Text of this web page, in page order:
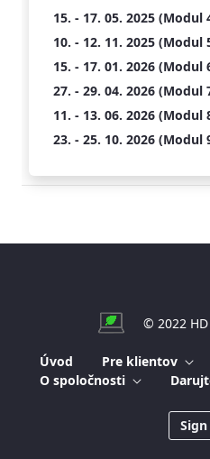
15. - 17. 05. 2025 (Modul
10. - 12. 11. 2025 (Modul
15. - 17. 01. 2026 (Modul
27. - 29. 04. 2026 (Modul
11. - 13. 06. 2026 (Modul
23. - 25. 10. 2026 (Modul
© 2022
Úvod Pre klientov
O spoločnosti